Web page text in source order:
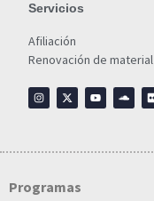
Servicios
Afiliación
Renovación de material
Programas